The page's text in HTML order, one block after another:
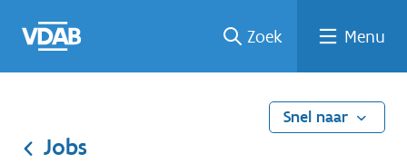
naar
een
een
job
naar
Zoek Menu
Snel naar
Jobs